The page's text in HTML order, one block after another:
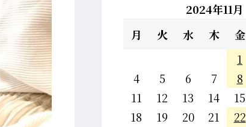
2024年11月
月
火 水 木 金
1
4
5 6 7 8
11
12 13 14 15
18
19 20 21 22